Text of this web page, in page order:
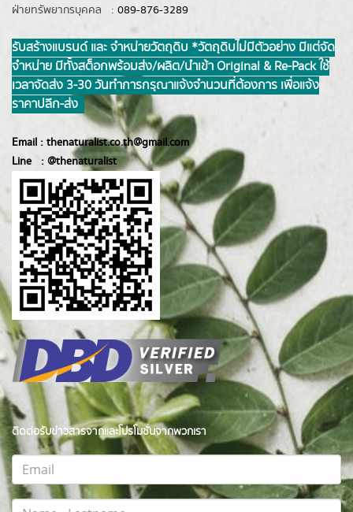
ฝ่ายทรัพยากรบุคคล : 089-876-3289
รับสร้างแบรนด์ และ จำหน่ายวัตถุดิบ *วัตถุดิบไม่มีตัวอย่าง มีแต่จัด
จำหน่าย มีทั้งสต็อกพร้อมส่ง/ผลิต/นำเข้า Original & Re-Pack ใช้
เวลาจัดส่ง 3-30 วันทำการ กรุณาแจ้งจำนวนที่ต้องการ เพื่อแจ้ง
ราคาปลีก-ส่ง
Email : thenaturalist.co.th@gmail.com
Line : @thenaturalist
ติดต่อรับข่าวสารจากและโปรโมชั่นจากพวกเรา